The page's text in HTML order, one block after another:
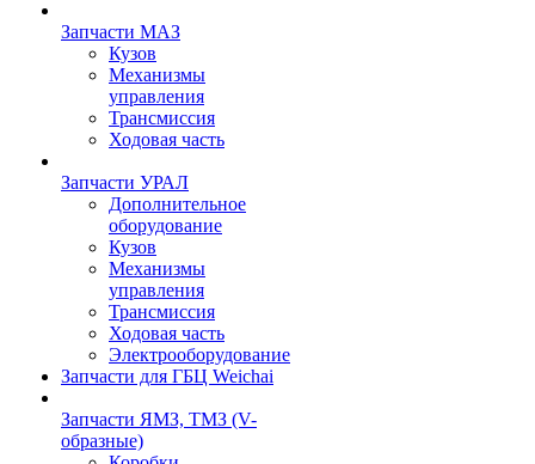
Запчасти МАЗ
Кузов
Механизмы
управления
Трансмиссия
Ходовая часть
Запчасти УРАЛ
Дополнительное
оборудование
Кузов
Механизмы
управления
Трансмиссия
Ходовая часть
Электрооборудование
Запчасти для ГБЦ Weichai
Запчасти ЯМЗ, ТМЗ (V-
образные)